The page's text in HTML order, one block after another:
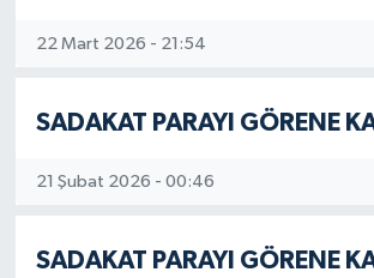
22 Mart 2026 - 21:54
SADAKAT PARAYI GÖRENE
21 Şubat 2026 - 00:46
SADAKAT PARAYI GÖRENE